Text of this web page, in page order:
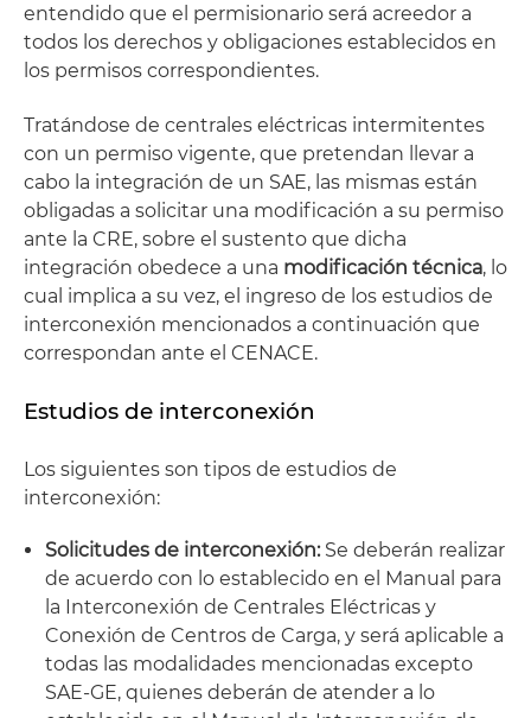
entendido que el permisionario será acreedor a
todos los derechos y obligaciones establecidos en
los permisos correspondientes.
Tratándose de centrales eléctricas intermitentes
con un permiso vigente, que pretendan llevar a
cabo la integración de un SAE, las mismas están
obligadas a solicitar una modificación a su permiso
ante la CRE, sobre el sustento que dicha
integración obedece a una modificación técnica, lo
cual implica a su vez, el ingreso de los estudios de
interconexión mencionados a continuación que
correspondan ante el CENACE.
Estudios de interconexión
Los siguientes son tipos de estudios de
interconexión:
Solicitudes de interconexión:Se deberán realizar
de acuerdo con lo establecido en el Manual para
la Interconexión de Centrales Eléctricas y
Conexión de Centros de Carga, y será aplicable a
todas las modalidades mencionadas excepto
SAE-GE, quienes deberán de atender a lo